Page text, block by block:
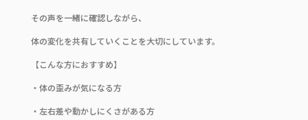
その声を一緒に確認しながら、
体の変化を共有していくことを大切にしています。
【こんな方におすすめ】
・体の歪みが気になる方
・左右差や動かしにくさがある方